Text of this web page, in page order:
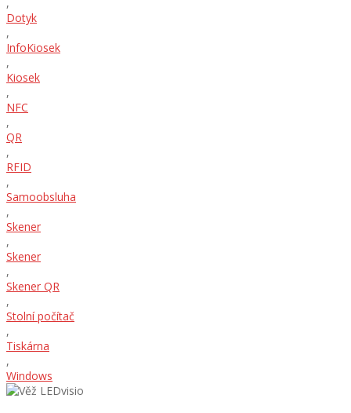
Dotyk
,
InfoKiosek
,
Kiosek
,
NFC
,
QR
,
RFID
,
Samoobsluha
,
Skener
,
Skener
,
Skener QR
,
Stolní počítač
,
Tiskárna
,
Windows